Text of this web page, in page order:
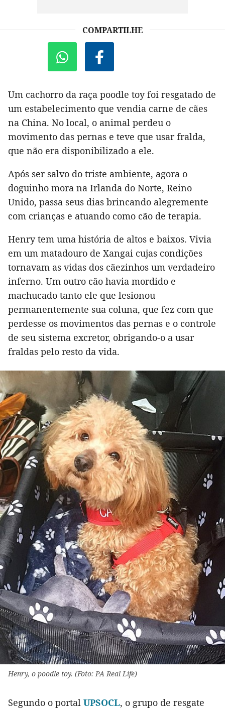
COMPARTILHE
Um cachorro da raça poodle toy foi resgatado de
um estabelecimento que vendia carne de cães
na China. No local, o animal perdeu o
movimento das pernas e teve que usar fralda,
que não era disponibilizado a ele.
Após ser salvo do triste ambiente, agora o
doguinho mora na Irlanda do Norte, Reino
Unido, passa seus dias brincando alegremente
com crianças e atuando como cão de terapia.
Henry tem uma história de altos e baixos. Vivia
em um matadouro de Xangai cujas condições
tornavam as vidas dos cãezinhos um verdadeiro
inferno. Um outro cão havia mordido e
machucado tanto ele que lesionou
permanentemente sua coluna, que fez com que
perdesse os movimentos das pernas e o controle
de seu sistema excretor, obrigando-o a usar
fraldas pelo resto da vida.
Henry, o poodle toy. (Foto: PA Real Life)
Segundo o portal UPSOCL, o grupo de resgate